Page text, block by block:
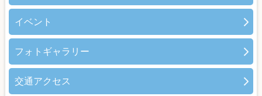
イベント
フォトギャラリー
交通アクセス